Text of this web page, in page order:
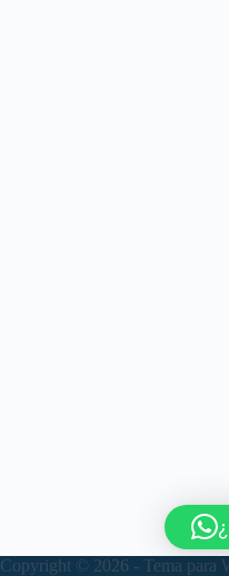
Copyright © 2026 - Tema para